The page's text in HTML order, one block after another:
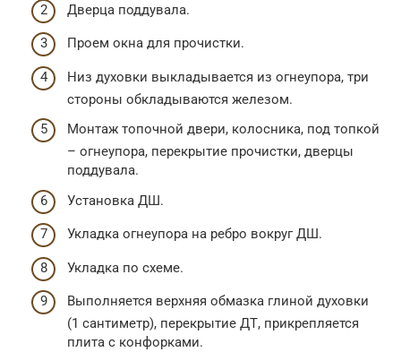
Дверца поддувала.
Проем окна для прочистки.
Низ духовки выкладывается из огнеупора, три
стороны обкладываются железом.
Монтаж топочной двери, колосника, под топкой
– огнеупора, перекрытие прочистки, дверцы
поддувала.
Установка ДШ.
Укладка огнеупора на ребро вокруг ДШ.
Укладка по схеме.
Выполняется верхняя обмазка глиной духовки
(1 сантиметр), перекрытие ДТ, прикрепляется
плита с конфорками.